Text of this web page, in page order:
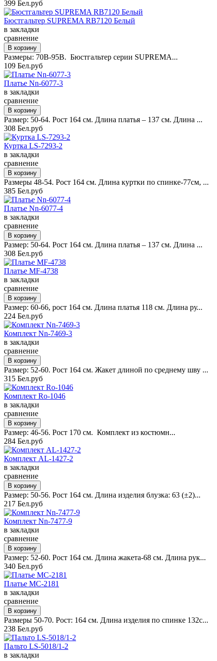
399 Бел.руб
Бюстгальтер SUPREMA RB7120 Белый
в закладки
сравнение
Размеры: 70B-95B. Бюстгальтер серии SUPREMA...
109 Бел.руб
Платье Nn-6077-3
в закладки
сравнение
Размер: 50-64. Рост 164 см. Длина платья – 137 см. Длина ...
308 Бел.руб
Куртка LS-7293-2
в закладки
сравнение
Размеры 48-54. Рост 164 см. Длина куртки по спинке-77см, ...
385 Бел.руб
Платье Nn-6077-4
в закладки
сравнение
Размер: 50-64. Рост 164 см. Длина платья – 137 см. Длина ...
308 Бел.руб
Платье MF-4738
в закладки
сравнение
Размер: 60-66, рост 164 см. Длина платья 118 см. Длина ру...
224 Бел.руб
Комплект Nn-7469-3
в закладки
сравнение
Размер: 52-60. Рост 164 см. Жакет длиной по среднему шву ...
315 Бел.руб
Комплект Ro-1046
в закладки
сравнение
Размер: 46-56. Рост 170 см. Комплект из костюмн...
284 Бел.руб
Комплект AL-1427-2
в закладки
сравнение
Размер: 50-56. Рост 164 см. Длина изделия блузка: 63 (±2)...
217 Бел.руб
Комплект Nn-7477-9
в закладки
сравнение
Размер: 52-60. Рост 164 см. Длина жакета-68 см. Длина рук...
340 Бел.руб
Платье MC-2181
в закладки
сравнение
Размеры 50-70. Рост: 164 см. Длина изделия по спинке 132с...
238 Бел.руб
Пальто LS-5018/1-2
в закладки